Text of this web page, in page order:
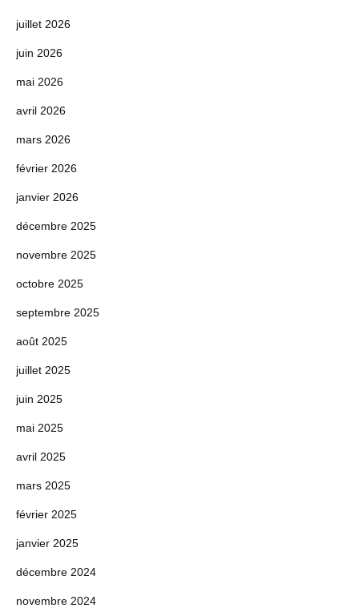
juillet 2026
juin 2026
mai 2026
avril 2026
mars 2026
février 2026
janvier 2026
décembre 2025
novembre 2025
octobre 2025
septembre 2025
août 2025
juillet 2025
juin 2025
mai 2025
avril 2025
mars 2025
février 2025
janvier 2025
décembre 2024
novembre 2024